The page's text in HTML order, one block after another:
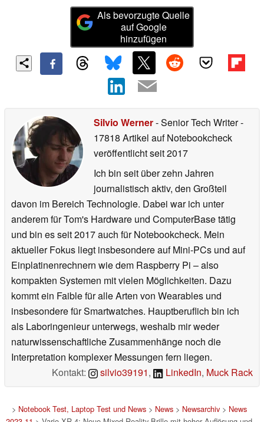
Als bevorzugte Quelle
auf Google
hinzufügen
Silvio Werner- Senior Tech Writer-
17818 Artikel auf Notebookcheck
veröffentlichtseit 2017
Ich bin seit über zehn Jahren
journalistisch aktiv, den Großteil
davon im Bereich Technologie. Dabei war ich unter
anderem für Tom's Hardware und ComputerBase tätig
und bin es seit 2017 auch für Notebookcheck. Mein
aktueller Fokus liegt insbesondere auf Mini-PCs und auf
Einplatinenrechnern wie dem Raspberry Pi – also
kompakten Systemen mit vielen Möglichkeiten. Dazu
kommt ein Faible für alle Arten von Wearables und
insbesondere für Smartwatches. Hauptberuflich bin ich
als Laboringenieur unterwegs, weshalb mir weder
naturwissenschaftliche Zusammenhänge noch die
Interpretation komplexer Messungen fern liegen.
Kontakt:
silvio39191, LinkedIn, Muck Rack
> Notebook Test, Laptop Test und News> News> Newsarchiv> News